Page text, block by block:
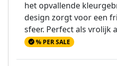
het opvallende
design zorgt voor een
sfeer. Perfect als vrolijk
% PER SALE